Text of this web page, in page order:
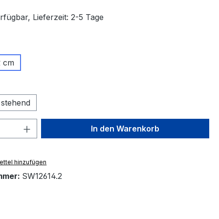
Lieferzeit: 2-5 Tage
ist zurzeit nicht verfügbar.)
cm
stehend
Anzahl: Gib den gewünschten Wert
In den Warenkorb
hinzufügen
SW12614.2